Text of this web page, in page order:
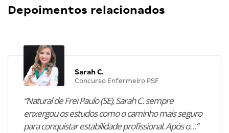
Depoimentos relacionados
Sarah C.
Concurso Enfermeiro PSF
“Natural de Frei Paulo (SE), Sarah C. sempre
enxergou os estudos como o caminho mais seguro
para conquistar estabilidade profissional. Após o…”